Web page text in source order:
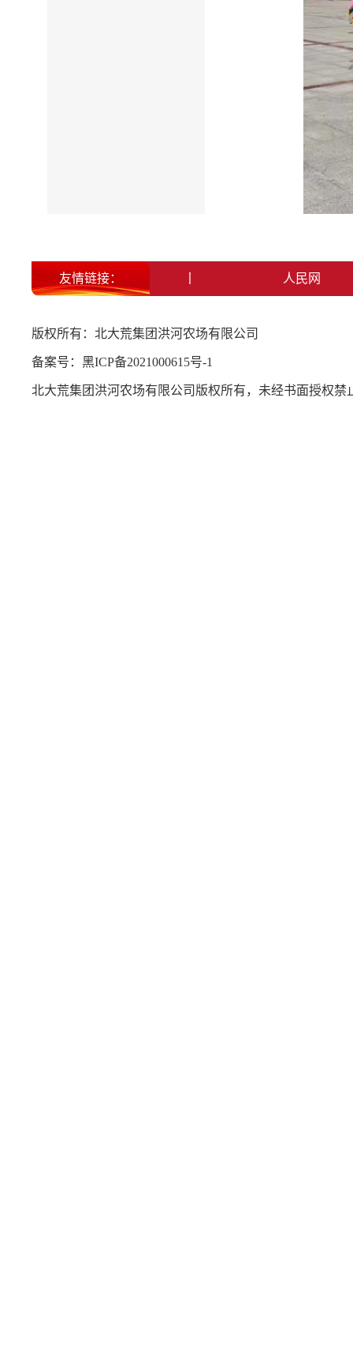
友情链接： 人民网
版权所有：北大荒集团洪河农场有限公司
备案号： 黑ICP备2021000615号-1
北大荒集团洪河农场有限公司版权所有，未经书面授权禁